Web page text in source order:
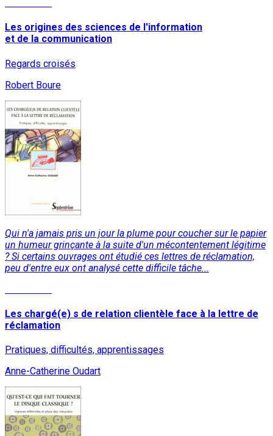
Les origines des sciences de l'information
et de la communication
Regards croisés
Robert Boure
Qui n'a jamais pris un jour la plume pour coucher sur le papier
un humeur grinçante à la suite d'un mécontentement légitime
? Si certains ouvrages ont étudié ces lettres de réclamation,
peu d'entre eux ont analysé cette difficile tâche...
Les chargé(e) s de relation clientèle face à la lettre de
réclamation
Pratiques, difficultés, apprentissages
Anne-Catherine Oudart